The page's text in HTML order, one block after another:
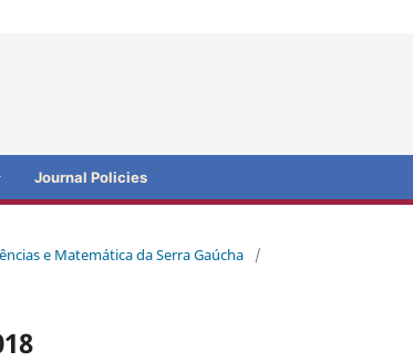
Journal Policies
e Matemática da Serra Gaúcha
/